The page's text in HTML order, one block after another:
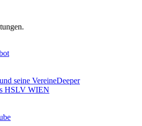
seine VereineDeeper
HSLV WIEN